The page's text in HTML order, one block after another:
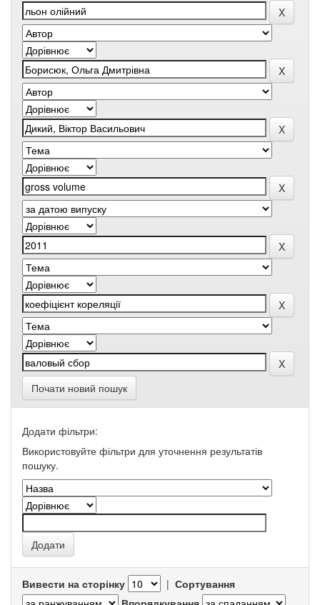
Почати новий пошук
Додати фільтри:
Використовуйте фільтри для уточнення результатів
пошуку.
Вивести на сторінку | Сортування